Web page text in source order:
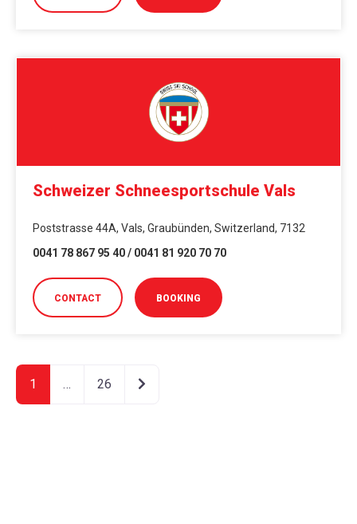
Schweizer Schneesportschule Vals
Poststrasse 44A, Vals, Graubünden, Switzerland, 7132
0041 78 867 95 40 / 0041 81 920 70 70
CONTACT BOOKING
1 … 26 Ältere Beiträge